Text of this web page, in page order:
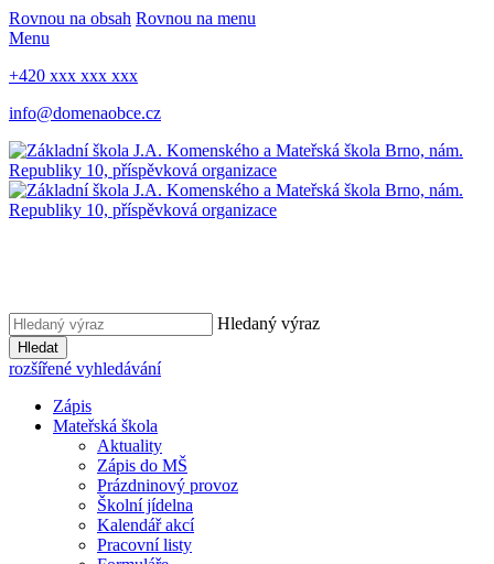
Rovnou na obsah Rovnou na menu
Menu
+420 xxx xxx xxx
info@domenaobce.cz
Hledaný výraz
Hledat
rozšířené vyhledávání
Zápis
Mateřská škola
Aktuality
Zápis do MŠ
Prázdninový provoz
Školní jídelna
Kalendář akcí
Pracovní listy